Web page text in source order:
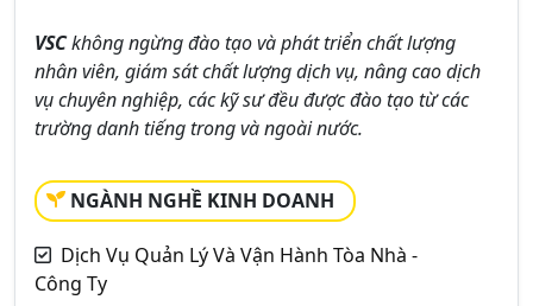
VSCkhông ngừng đào tạo và phát triển chất lượng
nhân viên, giám sát chất lượng dịch vụ, nâng cao dịch
vụ chuyên nghiệp, các kỹ sư đều được đào tạo từ các
trường danh tiếng trong và ngoài nước.
NGÀNH NGHỀ KINH DOANH
Dịch Vụ Quản Lý Và Vận Hành Tòa Nhà -
Công Ty